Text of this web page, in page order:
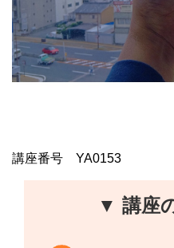
講座番号 YA0153
▼ 講座